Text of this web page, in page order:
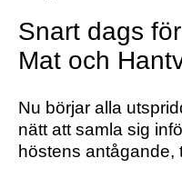
Snart dags
Mat och
Nu börjar alla
nätt att samla sig
höstens antågande,